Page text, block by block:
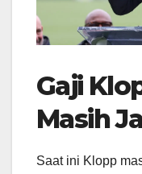
Gaji
Masih
Saat ini Klopp